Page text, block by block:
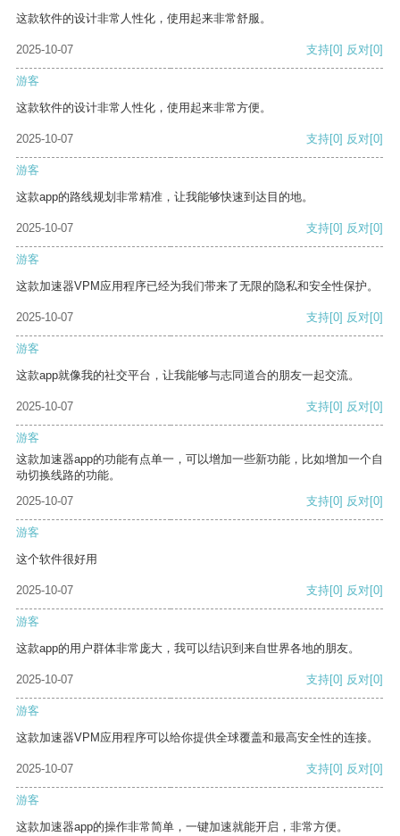
这款软件的设计非常人性化，使用起来非常舒服。
2025-10-07 支持[0] 反对[0]
游客
这款软件的设计非常人性化，使用起来非常方便。
2025-10-07 支持[0] 反对[0]
游客
这款app的路线规划非常精准，让我能够快速到达目的地。
2025-10-07 支持[0] 反对[0]
游客
这款加速器VPM应用程序已经为我们带来了无限的隐私和安全性保护。
2025-10-07 支持[0] 反对[0]
游客
这款app就像我的社交平台，让我能够与志同道合的朋友一起交流。
2025-10-07 支持[0] 反对[0]
游客
这款加速器app的功能有点单一，可以增加一些新功能，比如增加一个自
动切换线路的功能。
2025-10-07
支持[0] 反对[0]
游客
这个软件很好用
2025-10-07 支持[0] 反对[0]
游客
这款app的用户群体非常庞大，我可以结识到来自世界各地的朋友。
2025-10-07 支持[0] 反对[0]
游客
这款加速器VPM应用程序可以给你提供全球覆盖和最高安全性的连接。
2025-10-07 支持[0] 反对[0]
游客
这款加速器app的操作非常简单，一键加速就能开启，非常方便。